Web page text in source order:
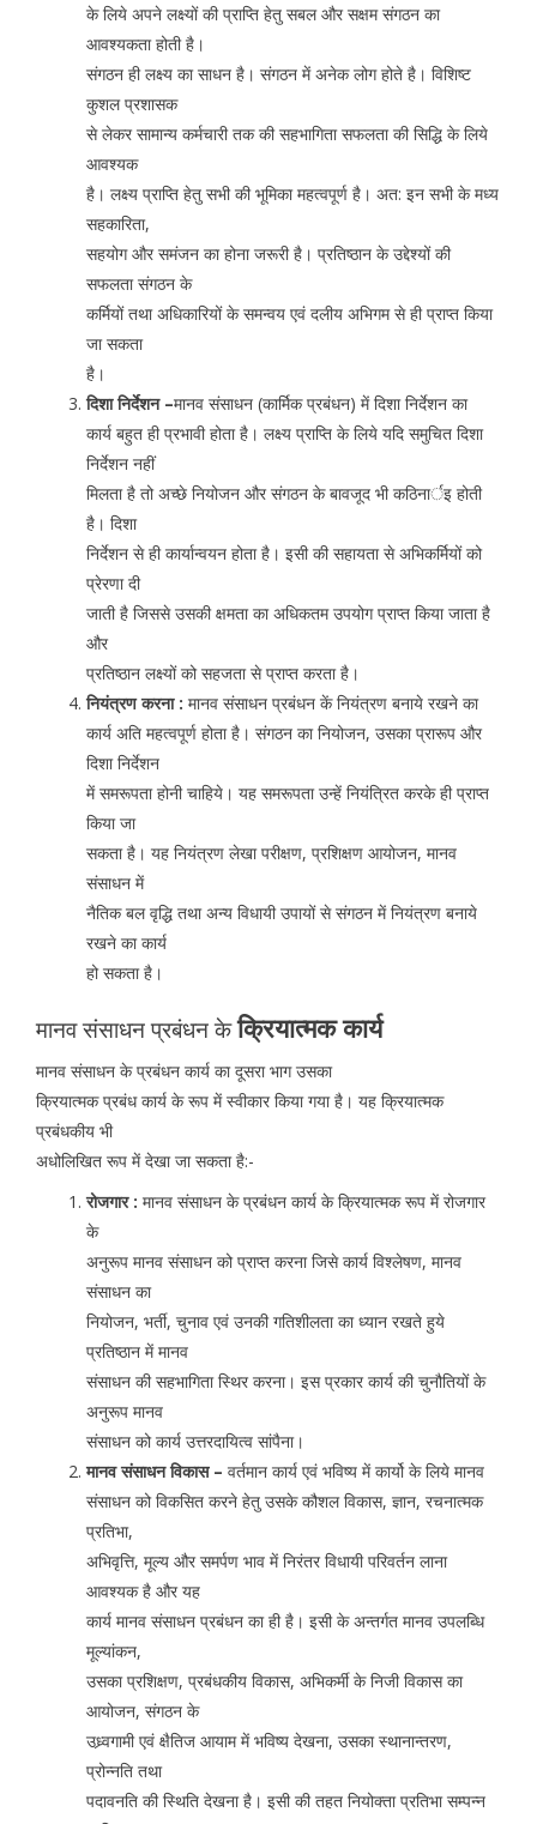
के लिये अपने लक्ष्यों की प्राप्ति हेतु सबल और सक्षम संगठन का
आवश्यकता होती है।
संगठन ही लक्ष्य का साधन है। संगठन में अनेक लोग होते है। विशिष्ट
कुशल प्रशासक
से लेकर सामान्य कर्मचारी तक की सहभागिता सफलता की सिद्धि के लिये
आवश्यक
है। लक्ष्य प्राप्ति हेतु सभी की भूमिका महत्वपूर्ण है। अत: इन सभी के मध्य
सहकारिता,
सहयोग और समंजन का होना जरूरी है। प्रतिष्ठान के उद्देश्यों की
सफलता संगठन के
कर्मियों तथा अधिकारियों के समन्वय एवं दलीय अभिगम से ही प्राप्त किया
जा सकता
है।
दिशा निर्देशन –मानव संसाधन (कार्मिक प्रबंधन) में दिशा निर्देशन का
कार्य बहुत ही प्रभावी होता है। लक्ष्य प्राप्ति के लिये यदि समुचित दिशा
निर्देशन नहीं
मिलता है तो अच्छे नियोजन और संगठन के बावजूद भी कठिनार्इ होती
है। दिशा
निर्देशन से ही कार्यान्वयन होता है। इसी की सहायता से अभिकर्मियों को
प्रेरणा दी
जाती है जिससे उसकी क्षमता का अधिकतम उपयोग प्राप्त किया जाता है
और
प्रतिष्ठान लक्ष्यों को सहजता से प्राप्त करता है।
नियंत्रण करना : मानव संसाधन प्रबंधन कें नियंत्रण बनाये रखने का
कार्य अति महत्वपूर्ण होता है। संगठन का नियोजन, उसका प्रारूप और
दिशा निर्देशन
में समरूपता होनी चाहिये। यह समरूपता उन्हें नियंत्रित करके ही प्राप्त
किया जा
सकता है। यह नियंत्रण लेखा परीक्षण, प्रशिक्षण आयोजन, मानव
संसाधन में
नैतिक बल वृद्धि तथा अन्य विधायी उपायों से संगठन में नियंत्रण बनाये
रखने का कार्य
हो सकता है।
मानव संसाधन प्रबंधन केक्रियात्मक कार्य
मानव संसाधन के प्रबंधन कार्य का दूसरा भाग उसका
क्रियात्मक प्रबंध कार्य के रूप में स्वीकार किया गया है। यह क्रियात्मक
प्रबंधकीय भी
अधोलिखित रूप में देखा जा सकता है:-
रोजगार : मानव संसाधन के प्रबंधन कार्य के क्रियात्मक रूप में रोजगार
के
अनुरूप मानव संसाधन को प्राप्त करना जिसे कार्य विश्लेषण, मानव
संसाधन का
नियोजन, भर्ती, चुनाव एवं उनकी गतिशीलता का ध्यान रखते हुये
प्रतिष्ठान में मानव
संसाधन की सहभागिता स्थिर करना। इस प्रकार कार्य की चुनौतियों के
अनुरूप मानव
संसाधन को कार्य उत्तरदायित्व सांपैना।
मानव संसाधन विकास – वर्तमान कार्य एवं भविष्य में कार्यो के लिये मानव
संसाधन को विकसित करने हेतु उसके कौशल विकास, ज्ञान, रचनात्मक
प्रतिभा,
अभिवृत्ति, मूल्य और समर्पण भाव में निरंतर विधायी परिवर्तन लाना
आवश्यक है और यह
कार्य मानव संसाधन प्रबंधन का ही है। इसी के अन्तर्गत मानव उपलब्धि
मूल्यांकन,
उसका प्रशिक्षण, प्रबंधकीय विकास, अभिकर्मी के निजी विकास का
आयोजन, संगठन के
उध्र्वगामी एवं क्षैतिज आयाम में भविष्य देखना, उसका स्थानान्तरण,
प्रोन्नति तथा
पदावनति की स्थिति देखना है। इसी की तहत नियोक्ता प्रतिभा सम्पन्न